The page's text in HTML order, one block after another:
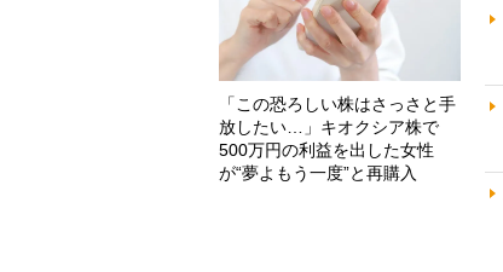
「この恐ろしい株はさっさと手
放したい…」キオクシア株で
500万円の利益を出した女性
が“夢よもう一度”と再購入